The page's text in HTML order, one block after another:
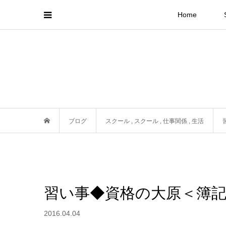
Home
ブログ スクール , スクール , 仕事関係 , 生活
習い事◆資格の大原＜簿
2016.04.04